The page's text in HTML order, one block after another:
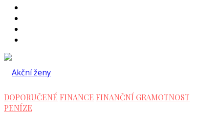
DOPORUČENÉ FINANCE FINANČNÍ GRAMOTNOST
PENÍZE